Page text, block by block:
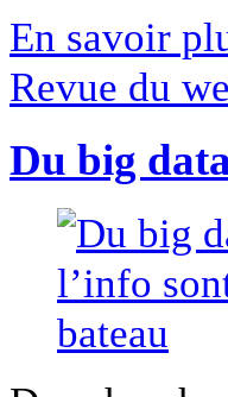
En savoir
Revue du
Du big